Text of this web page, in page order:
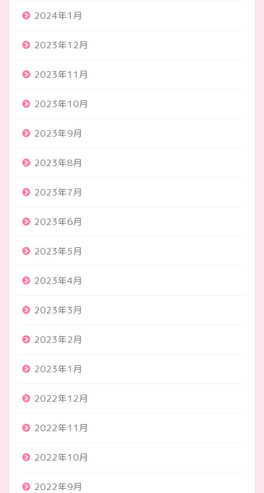
2024年1月
2023年12月
2023年11月
2023年10月
2023年9月
2023年8月
2023年7月
2023年6月
2023年5月
2023年4月
2023年3月
2023年2月
2023年1月
2022年12月
2022年11月
2022年10月
2022年9月